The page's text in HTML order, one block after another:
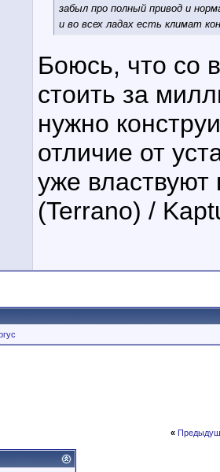
забыл про полный привод и
и во всех ладах есть климат
Боюсь, что со
стоить за
нужно
отличие от
уже властвуют
(Terrano) /
«